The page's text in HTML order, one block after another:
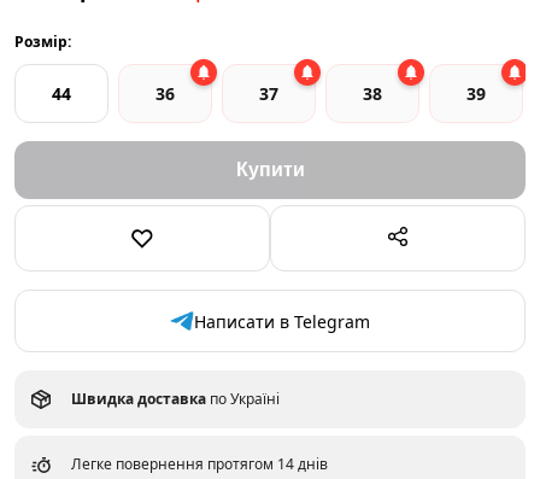
Розмір:
44 36 37 38 39
Написати в Telegram
Швидка доставка по Україні
Легке повернення протягом 14 днів